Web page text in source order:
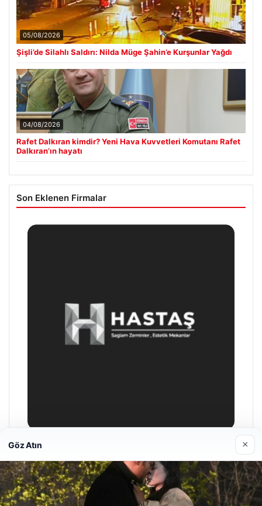
05/08/2026
Şişli’de Silahlı Saldırı: Nilda Müge Şahin’e Kurşunlar Yağdı
04/08/2026
Rafet Dalkıran kimdir? Yeni Hava Kuvvetleri Komutanı Rafet
Dalkıran’ın hayatı
Son Eklenen Firmalar
28/04/2026
Göz Atın ×